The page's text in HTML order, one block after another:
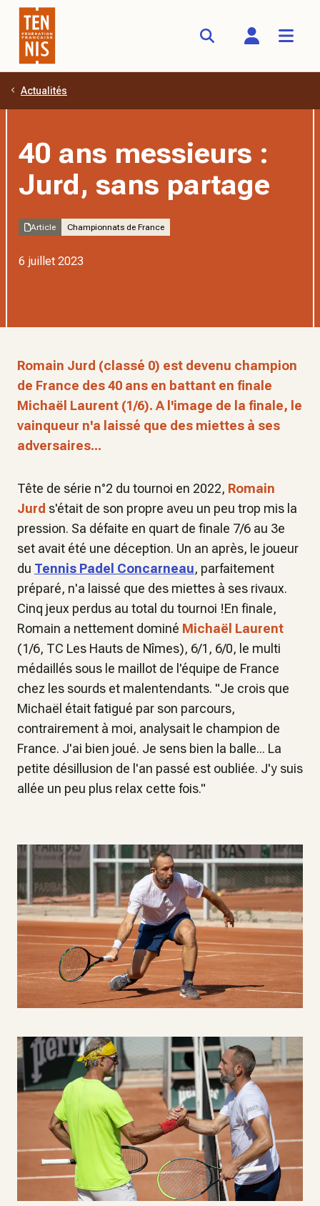
Aller au contenu principal
Actualités
40 ans messieurs :
Jurd, sans partage
Article Championnats de France
6 juillet 2023
Romain Jurd (classé 0) est devenu champion
de France des 40 ans en battant en finale
Michaël Laurent (1/6). A l'image de la finale, le
vainqueur n'a laissé que des miettes à ses
adversaires...
Tête de série n°2 du tournoi en 2022, Romain
Jurd s'était de son propre aveu un peu trop mis la
pression. Sa défaite en quart de finale 7/6 au 3e
set avait été une déception. Un an après, le joueur
du Tennis Padel Concarneau, parfaitement
préparé, n'a laissé que des miettes à ses rivaux.
Cinq jeux perdus au total du tournoi !En finale,
Romain a nettement dominé Michaël Laurent
(1/6, TC Les Hauts de Nîmes), 6/1, 6/0, le multi
médaillés sous le maillot de l'équipe de France
chez les sourds et malentendants. "Je crois que
Michaël était fatigué par son parcours,
contrairement à moi, analysait le champion de
France. J'ai bien joué. Je sens bien la balle... La
petite désillusion de l'an passé est oubliée. J'y suis
allée un peu plus relax cette fois."